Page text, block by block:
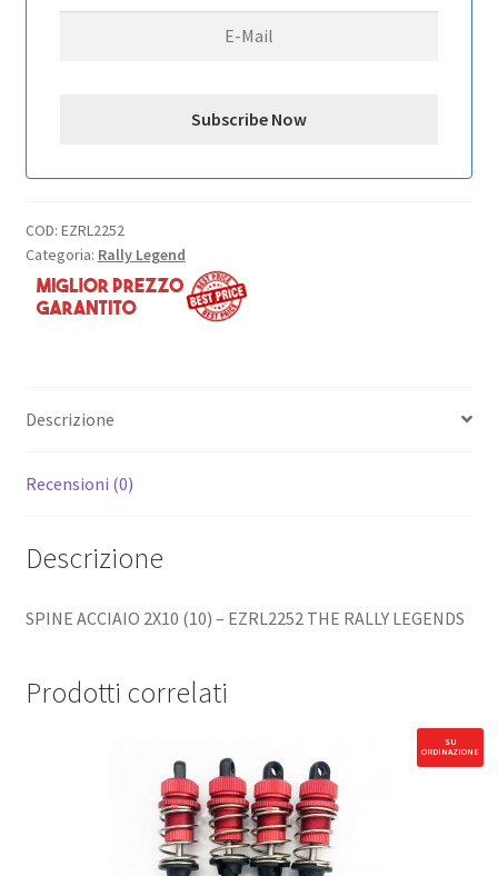
COD: EZRL2252
Categoria: Rally Legend
Descrizione
Recensioni (0)
Descrizione
SPINE ACCIAIO 2X10 (10) – EZRL2252 THE RALLY LEGENDS
Prodotti correlati
SU
ORDINAZIONE